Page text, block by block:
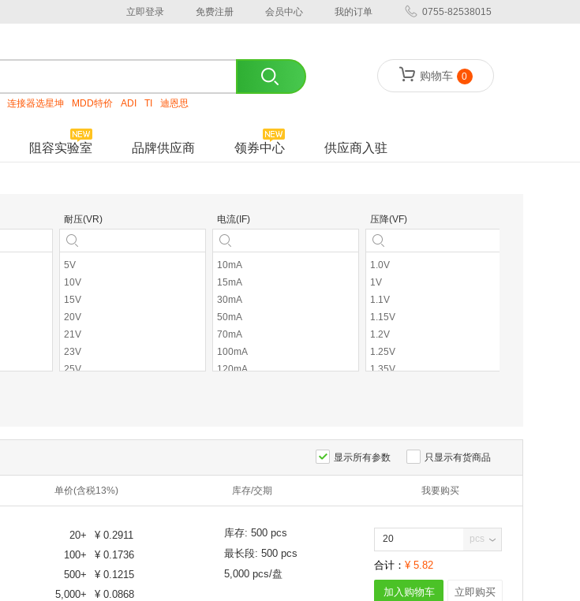
立即登录 免费注册 会员中心 我的订单 0755-82538015
连接器选星坤 MDD特价 ADI TI 迪恩思
购物车 0
阻容实验室 品牌供应商 领券中心 供应商入驻
耐压(VR)
5V
10V
15V
20V
21V
23V
25V
45V
60V
70V
75V
100V
150V
200V
电流(IF)
10mA
15mA
30mA
50mA
70mA
100mA
120mA
225mA
300mA
350mA
400mA
500mA
600mA
700mA
压降(VF)
1.0V
1V
1.1V
1.15V
1.2V
1.25V
1.35V
5mA
650mA
690mA
200mV
210mV
220mV
230mV
240mV
250mV
显示所有参数 只显示有货商品
单价(含税13%) 库存/交期 我要购买
20+ ¥ 0.2911
100+ ¥ 0.1736
500+ ¥ 0.1215
5,000+ ¥ 0.0868
库存: 500 pcs
最长段: 500 pcs
5,000 pcs/盘
pcs
合计： ¥ 5.82
加入购物车 立即购买